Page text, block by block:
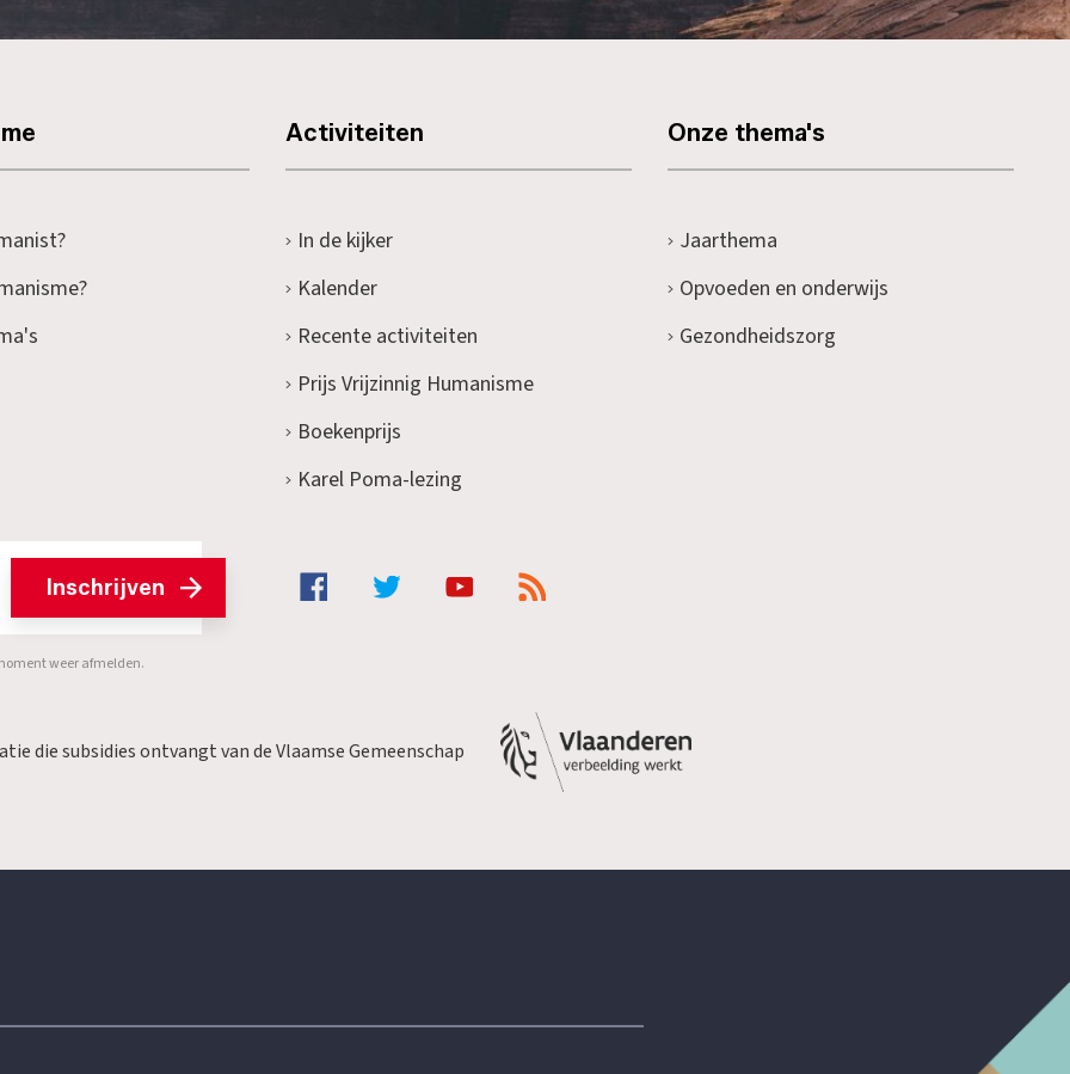
Activiteiten
In de kijker
Kalender
Recente activiteiten
Prijs Vrijzinnig Humanisme
Boekenprijs
Karel Poma-lezing
Onze thema's
Jaarthema
Opvoeden en onderwijs
Gezondheidszorg
Inschrijven
weer afmelden.
die subsidies ontvangt van de Vlaamse Gemeenschap